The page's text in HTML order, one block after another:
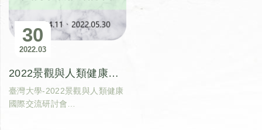
30
03
2022
2022景觀與人類健康國際交流研討會
臺灣大學-2022景觀與人類健康
國際交流研討會